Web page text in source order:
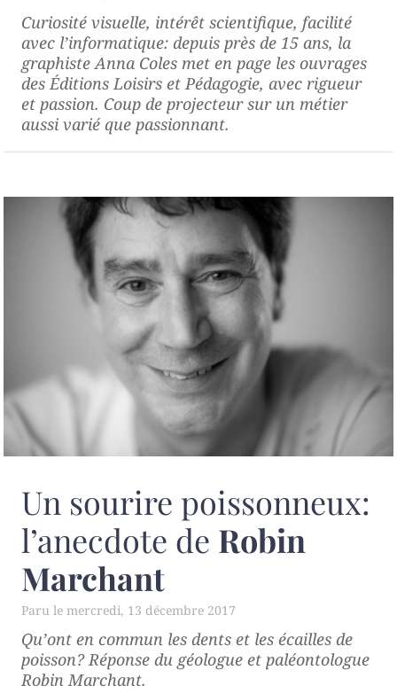
Curiosité visuelle, intérêt scientifique, facilité
avec l’informatique: depuis près de 15 ans, la
graphiste Anna Coles met en page les ouvrages
des Éditions Loisirs et Pédagogie, avec rigueur
et passion. Coup de projecteur sur un métier
aussi varié que passionnant.
Un sourire poissonneux:
l’anecdote de Robin
Marchant
mercredi, 13 décembre 2017
Qu’ont en commun les dents et les écailles de
poisson? Réponse du géologue et paléontologue
Robin Marchant.